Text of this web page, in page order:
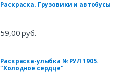
Раскраска. Грузовики и автобусы
59,00 руб.
Раскраска-улыбка № РУЛ 1905.
"Холодное сердце"